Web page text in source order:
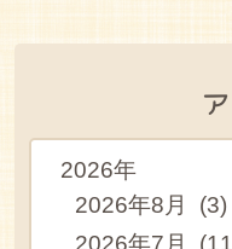
2026年
2026年8月 (3)
2026年7月